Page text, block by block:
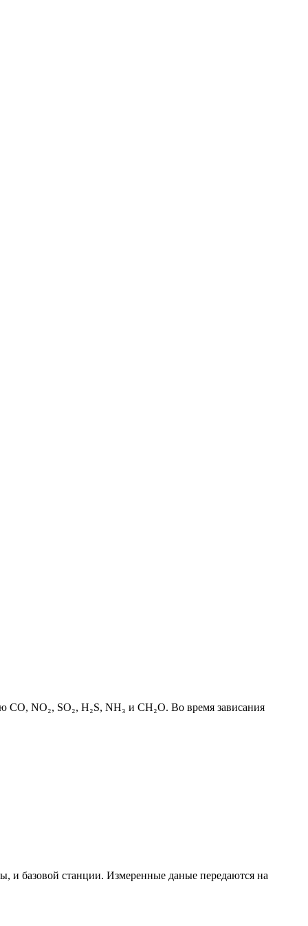
CO, NO₂, SO₂, H₂S, NH₃ и CH₂O. Во время зависания
и базовой станции. Измеренные даные передаются на